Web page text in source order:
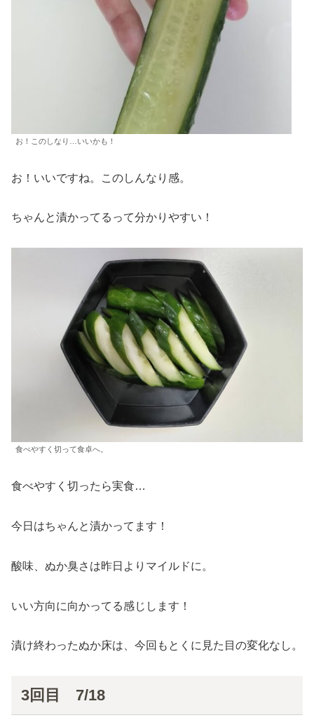
お！このしなり…いいかも！
お！いいですね。このしんなり感。
ちゃんと漬かってるって分かりやすい！
食べやすく切って食卓へ。
食べやすく切ったら実食…
今日はちゃんと漬かってます！
酸味、ぬか臭さは昨日よりマイルドに。
いい方向に向かってる感じします！
漬け終わったぬか床は、今回もとくに見た目の変化なし。
3回目 7/18